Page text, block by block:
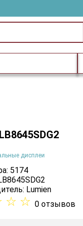
дисплеи
5174
Lumien
☆ ☆ 0 отзывов